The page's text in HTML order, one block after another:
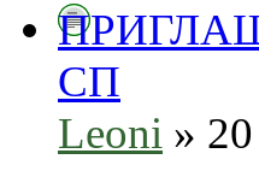
СП
Leoni »